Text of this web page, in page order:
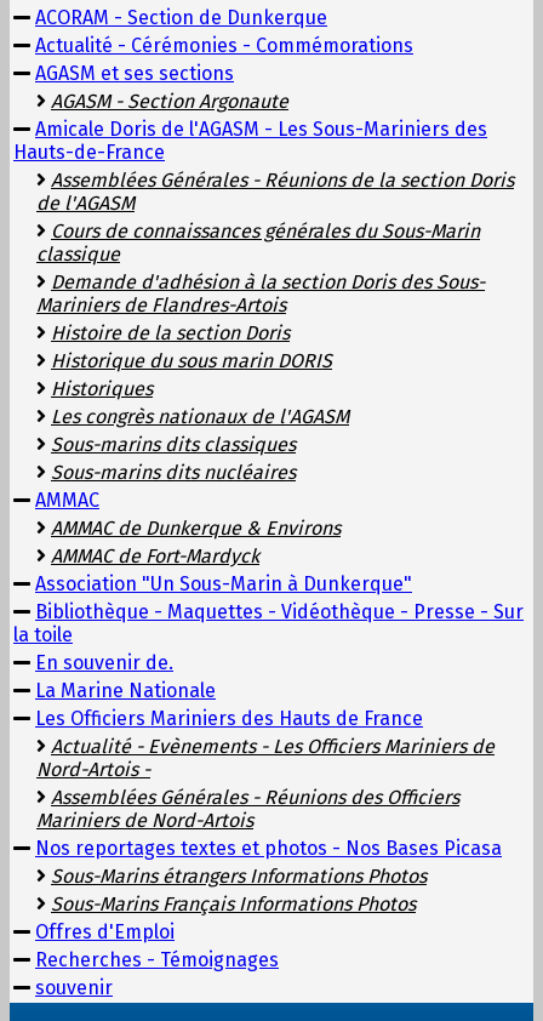
ACORAM - Section de Dunkerque
Actualité - Cérémonies - Commémorations
AGASM et ses sections
AGASM - Section Argonaute
Amicale Doris de l'AGASM - Les Sous-Mariniers des
Hauts-de-France
Assemblées Générales - Réunions de la section Doris
de l'AGASM
Cours de connaissances générales du Sous-Marin
classique
Demande d'adhésion à la section Doris des Sous-
Mariniers de Flandres-Artois
Histoire de la section Doris
Historique du sous marin DORIS
Historiques
Les congrès nationaux de l'AGASM
Sous-marins dits classiques
Sous-marins dits nucléaires
AMMAC
AMMAC de Dunkerque & Environs
AMMAC de Fort-Mardyck
Association "Un Sous-Marin à Dunkerque"
Bibliothèque - Maquettes - Vidéothèque - Presse - Sur
la toile
En souvenir de.
La Marine Nationale
Les Officiers Mariniers des Hauts de France
Actualité - Evènements - Les Officiers Mariniers de
Nord-Artois -
Assemblées Générales - Réunions des Officiers
Mariniers de Nord-Artois
Nos reportages textes et photos - Nos Bases Picasa
Sous-Marins étrangers Informations Photos
Sous-Marins Français Informations Photos
Offres d'Emploi
Recherches - Témoignages
souvenir